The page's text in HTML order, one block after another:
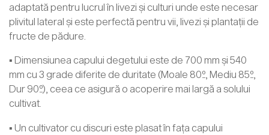
adaptată pentru lucrul în livezi și culturi unde este necesar
plivitul lateral și este perfectă pentru vii, livezi și plantații de
fructe de pădure.
▪ Dimensiunea capului degetului este de 700 mm și 540
mm cu 3 grade diferite de duritate (Moale 80º, Mediu 85º,
Dur 90º), ceea ce asigură o acoperire mai largă a solului
cultivat.
▪ Un cultivator cu discuri este plasat în fața capului